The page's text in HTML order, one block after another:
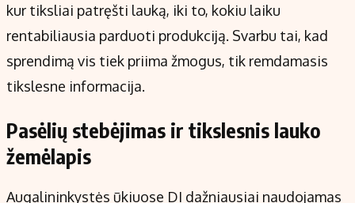
kur tiksliai patręšti lauką, iki to, kokiu laiku
rentabiliausia parduoti produkciją. Svarbu tai, kad
sprendimą vis tiek priima žmogus, tik remdamasis
tikslesne informacija.
Pasėlių stebėjimas ir tikslesnis lauko
žemėlapis
Augalininkystės ūkiuose DI dažniausiai naudojamas